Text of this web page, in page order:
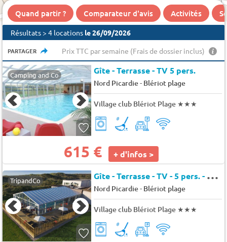
−
Quand partir ? Comparateur d'avis Activités
Résultats > 4 locations le 26/09/2026
PARTAGER Prix TTC par semaine (Frais de dossier inclus)
Camping and Co Gîte - Terrasse - TV 5 pers.
Nord Picardie- Blériot plage
Village club Blériot Plage ★★★
615 € + d'infos >
TripandCo G
îte - Terrasse - TV - 5 pers. - 35m2
Nord Picardie- Blériot plage
Village club Blériot Plage ★★★